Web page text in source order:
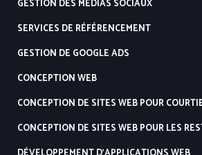
GESTION DES MÉDIAS SOCIAUX
SERVICES DE RÉFÉRENCEMENT
GESTION DE GOOGLE ADS
CONCEPTION WEB
CONCEPTION DE SITES WEB POUR
CONCEPTION DE SITES WEB POUR LES